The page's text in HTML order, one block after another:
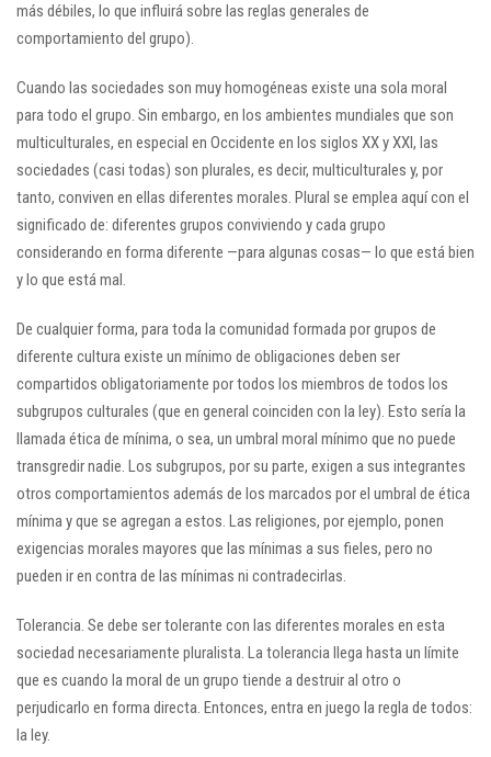
más débiles, lo que influirá sobre las reglas generales de
comportamiento del grupo).
Cuando las sociedades son muy homogéneas existe una sola moral
para todo el grupo. Sin embargo, en los ambientes mundiales que son
multiculturales, en especial en Occidente en los siglos XX y XXI, las
sociedades (casi todas) son plurales, es decir, multiculturales y, por
tanto, conviven en ellas diferentes morales. Plural se emplea aquí con el
significado de: diferentes grupos conviviendo y cada grupo
considerando en forma diferente —para algunas cosas— lo que está bien
y lo que está mal.
De cualquier forma, para toda la comunidad formada por grupos de
diferente cultura existe un mínimo de obligaciones deben ser
compartidos obligatoriamente por todos los miembros de todos los
subgrupos culturales (que en general coinciden con la ley). Esto sería la
llamada ética de mínima, o sea, un umbral moral mínimo que no puede
transgredir nadie. Los subgrupos, por su parte, exigen a sus integrantes
otros comportamientos además de los marcados por el umbral de ética
mínima y que se agregan a estos. Las religiones, por ejemplo, ponen
exigencias morales mayores que las mínimas a sus fieles, pero no
pueden ir en contra de las mínimas ni contradecirlas.
Tolerancia. Se debe ser tolerante con las diferentes morales en esta
sociedad necesariamente pluralista. La tolerancia llega hasta un límite
que es cuando la moral de un grupo tiende a destruir al otro o
perjudicarlo en forma directa. Entonces, entra en juego la regla de todos:
la ley.